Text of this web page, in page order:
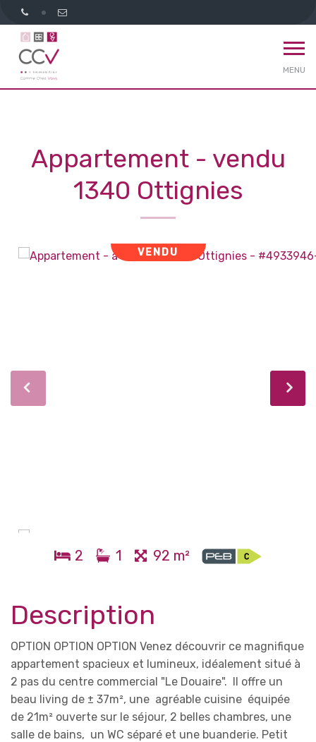
MENU
Appartement - vendu
1340 Ottignies
VENDU
2 1 92 m²
Description
OPTION OPTION OPTION Venez découvrir ce magnifique
appartement spacieux et lumineux, idéalement situé à
2 pas du centre commercial "Le Douaire". Il offre un
beau living de ± 37m², une agréable cuisine équipée
de 21m² ouverte sur le séjour, 2 belles chambres, une
salle de bains, un WC séparé et une buanderie. Petit